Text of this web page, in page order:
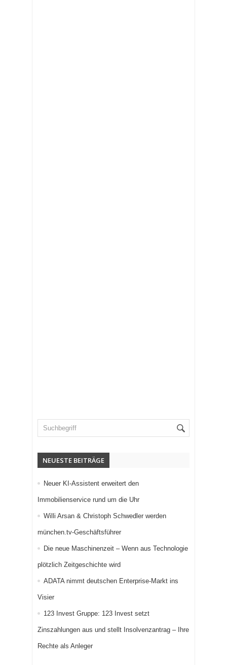
NEUESTE BEITRÄGE
Neuer KI-Assistent erweitert den
Immobilienservice rund um die Uhr
Willi Arsan & Christoph Schwedler werden
münchen.tv-Geschäftsführer
Die neue Maschinenzeit – Wenn aus Technologie
plötzlich Zeitgeschichte wird
ADATA nimmt deutschen Enterprise-Markt ins
Visier
123 Invest Gruppe: 123 Invest setzt
Zinszahlungen aus und stellt Insolvenzantrag – Ihre
Rechte als Anleger